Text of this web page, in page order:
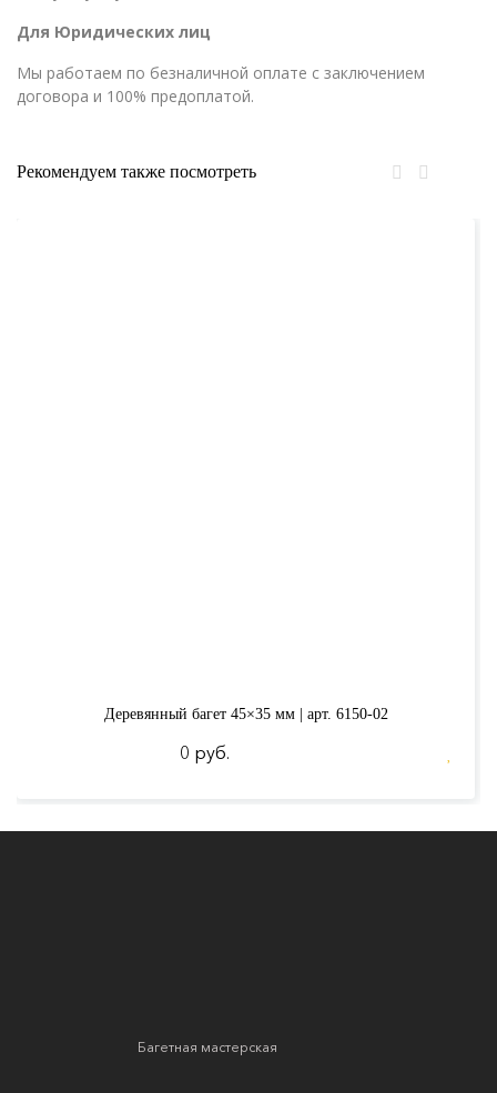
Для Юридических лиц
Мы работаем по безналичной оплате с заключением
договора и 100% предоплатой.
Рекомендуем также посмотреть
Деревянный багет 45×35 мм | арт. 6150-02
0 руб.
Багетная мастерская